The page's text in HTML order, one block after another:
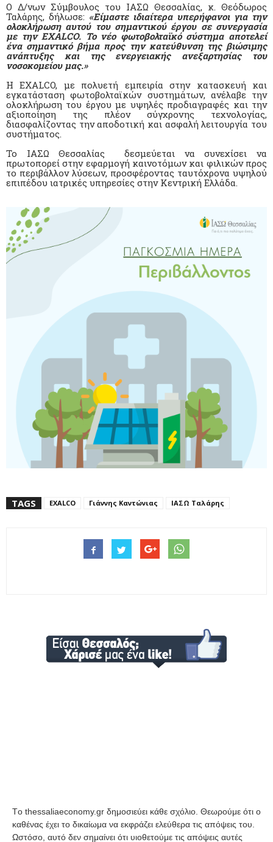
Ο Δ/νων Σύμβουλος του ΙΑΣΩ Θεσσαλίας, κ. Θεόδωρος
Ταλάρης, δήλωσε: «Είμαστε ιδιαίτερα υπερήφανοι για την
ολοκλήρωση αυτού του σημαντικού έργου σε συνεργασία
με τηνEXALCO. Το νέο φωτοβολταϊκό σύστημα αποτελεί
ένα σημαντικό βήμα προς την κατεύθυνση της βιώσιμης
ανάπτυξης και της ενεργειακής ανεξαρτησίας του
νοσοκομείου μας.»
Η EXALCO, με πολυετή εμπειρία στην κατασκευή και
εγκατάσταση φωτοβολταϊκών συστημάτων, ανέλαβε την
ολοκλήρωση του έργου με υψηλές προδιαγραφές και την
αξιοποίηση της πλέον σύγχρονης τεχνολογίας,
διασφαλίζοντας την αποδοτική και ασφαλή λειτουργία του
συστήματος.
Το ΙΑΣΩ Θεσσαλίας δεσμεύεται να συνεχίσει να
πρωτοπορεί στην εφαρμογή καινοτόμων και φιλικών προς
το περιβάλλον λύσεων, προσφέροντας ταυτόχρονα υψηλού
επιπέδου ιατρικές υπηρεσίες στην Κεντρική Ελλάδα.
TAGS EXALCO Γιάννης Καντώνιας ΙΑΣΩ Ταλάρης
Tο thessaliaeconomy.gr δημοσιεύει κάθε σχόλιο. Θεωρούμε ότι ο
καθένας έχει το δικαίωμα να εκφράζει ελεύθερα τις απόψεις του.
Ωστόσο, αυτό δεν σημαίνει ότι υιοθετούμε τις απόψεις αυτές